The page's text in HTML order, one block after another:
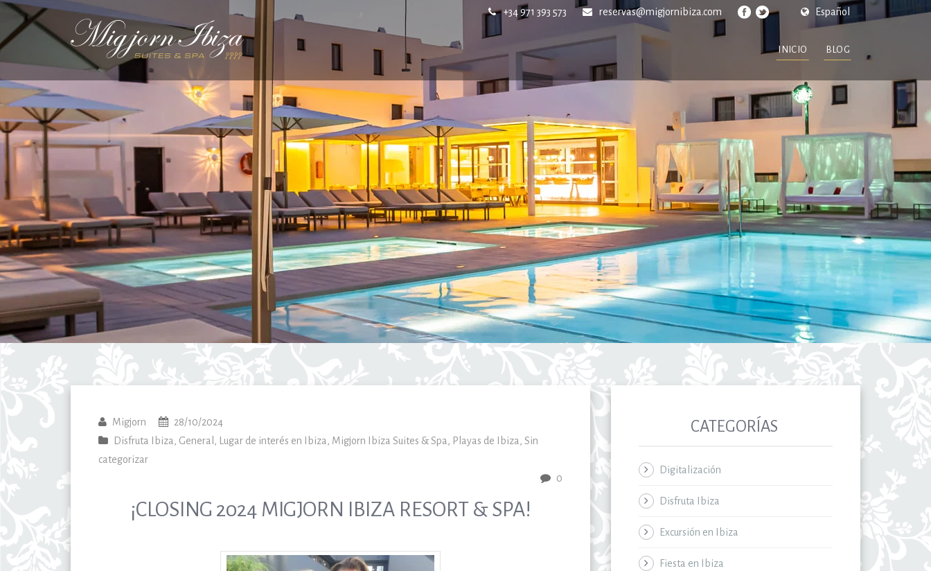
Español
+34 971 393 573 reservas@migjornibiza.com
INICIO BLOG
Migjorn
28/10/2024
Disfruta Ibiza , General , Lugar de interés en Ibiza , Migjorn Ibiza Suites & Spa , Playas de Ibiza , Sin
categorizar
0
¡CLOSING 2024 MIGJORN IBIZA RESORT & SPA!
CATEGORÍAS
Digitalización
Disfruta Ibiza
Excursión en Ibiza
Fiesta en Ibiza